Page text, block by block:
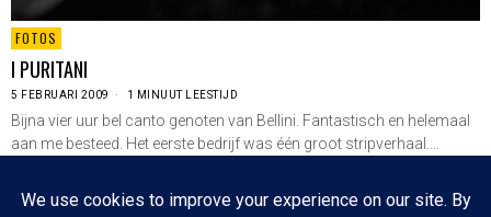
FOTOS
I PURITANI
5 FEBRUARI 2009 1 MINUUT LEESTIJD
Bijna vier uur bel canto genoten van Bellini. Fantastisch en helemaal
aan me besteed. Het eerste bedrijf was één groot stripverhaal.…